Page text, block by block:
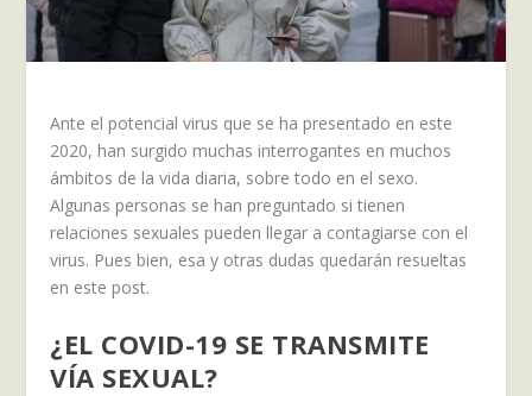
Ante el potencial virus que se ha presentado en este
2020, han surgido muchas interrogantes en muchos
ámbitos de la vida diaria, sobre todo en el sexo.
Algunas personas se han preguntado si tienen
relaciones sexuales pueden llegar a contagiarse con el
virus. Pues bien, esa y otras dudas quedarán resueltas
en este post.
¿EL COVID-19 SE TRANSMITE
VÍA SEXUAL?